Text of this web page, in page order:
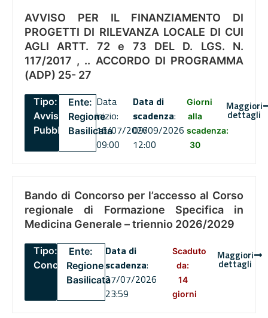
AVVISO PER IL FINANZIAMENTO DI
PROGETTI DI RILEVANZA LOCALE DI CUI
AGLI ARTT. 72 e 73 DEL D. LGS. N.
117/2017 , .. ACCORDO DI PROGRAMMA
(ADP) 25- 27
Tipo:
Avviso
Pubblico
Ente:
Regione
Basilicata
Data
inizio:
16/07/2026
09:00
Data di
scadenza:
09/09/2026
12:00
Giorni
alla
scadenza:
30
Maggiori
dettagli
Bando di Concorso per l’accesso al Corso
regionale di Formazione Specifica in
Medicina Generale – triennio 2026/2029
Tipo:
Concorsi
Ente:
Regione
Basilicata
Data di
scadenza:
27/07/2026
23:59
Scaduto
da:
14
giorni
Maggiori
dettagli